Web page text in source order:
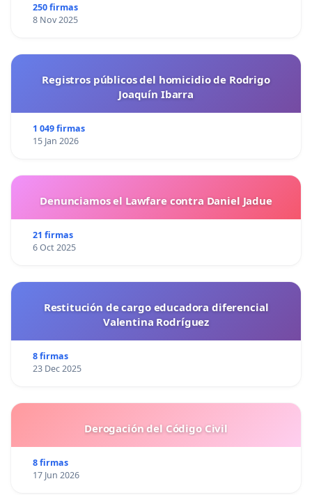
250 firmas
8 Nov 2025
Registros públicos del homicidio de Rodrigo
Joaquín Ibarra
1 049 firmas
15 Jan 2026
Denunciamos el Lawfare contra Daniel Jadue
21 firmas
6 Oct 2025
Restitución de cargo educadora diferencial
Valentina Rodríguez
8 firmas
23 Dec 2025
Derogación del Código Civil
8 firmas
17 Jun 2026